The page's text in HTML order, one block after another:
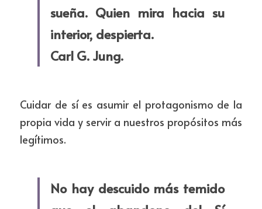
sueña. Quien mira hacia su
interior, despierta.
Carl G. Jung.
Cuidar de sí es asumir el protagonismo de la
propia vida y servir a nuestros propósitos más
legítimos.
No hay descuido más temido